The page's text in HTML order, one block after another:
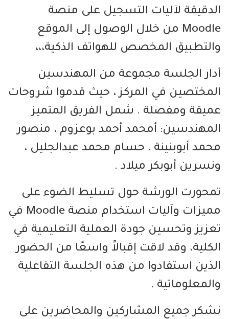
الدقيقة لآليات التسجيل على منصة
Moodle من خلال الوصول إلى الموقع
والتطبيق المخصص للهواتف الذكية،،،
أدار الجلسة مجموعة من المهندسين
المختصين في المركز ، حيث قدموا شروحات
عميقة ومفصلة . شمل الفريق المتميز
المهندسين: أمحمد أحمد بوعزوم ، منصور
محمد أبوبنينة ، حسام محمد عبدالجليل ،
ونسرين أبوبكر ميلاد .
تمحورت الورشة حول تسليط الضوء على
مميزات وآليات استخدام منصة Moodle في
تعزيز وتحسين جودة العملية التعليمية في
الكلية، وقد لاقت إقبالاً واسعًا من الحضور
الذين استفادوا من هذه الجلسة التفاعلية
والمعلوماتية .
نشكر جميع المشاركين والمحاضرين على